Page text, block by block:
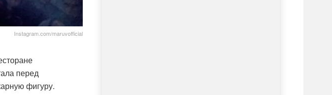
Instagram.com/maruvofficial
перед
фигуру.